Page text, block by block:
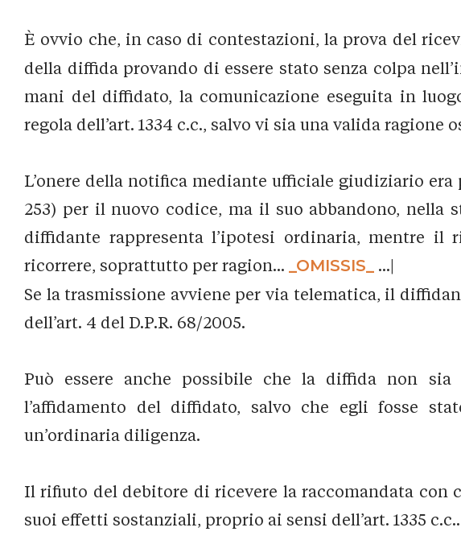
È ovvio che, in caso di contestazioni, la prova del
della diffida provando di essere stato senza colpa
mani del diffidato, la comunicazione eseguita in
regola dell’art. 1334 c.c., salvo vi sia una valida ragione
L’onere della notifica mediante ufficiale giudiziario
253) per il nuovo codice, ma il suo abbandono, nella
diffidante rappresenta l’ipotesi ordinaria, mentre
ricorrere, soprattutto per ragion...
_OMISSIS_
...|
Se la trasmissione avviene per via telematica, il
dell’art. 4 del D.P.R. 68/2005.
Può essere anche possibile che la diffida non
l’affidamento del diffidato, salvo che egli fosse
un’ordinaria diligenza.
Il rifiuto del debitore di ricevere la raccomandata
suoi effetti sostanziali, proprio ai sensi dell’art. 1335 c.c..